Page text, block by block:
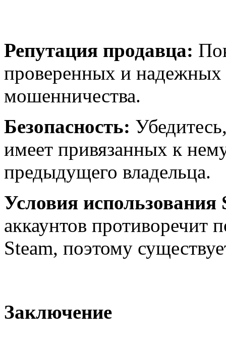
Репутация продавца:
проверенных и надежных
мошенничества.
Безопасность:
имеет привязанных к
предыдущего владельца.
Условия использования
аккаунтов противоречит
Steam, поэтому
Заключение